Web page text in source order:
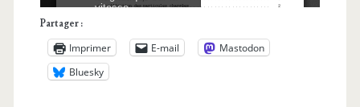
Partager :
Imprimer E-mail
Mastodon
Bluesky